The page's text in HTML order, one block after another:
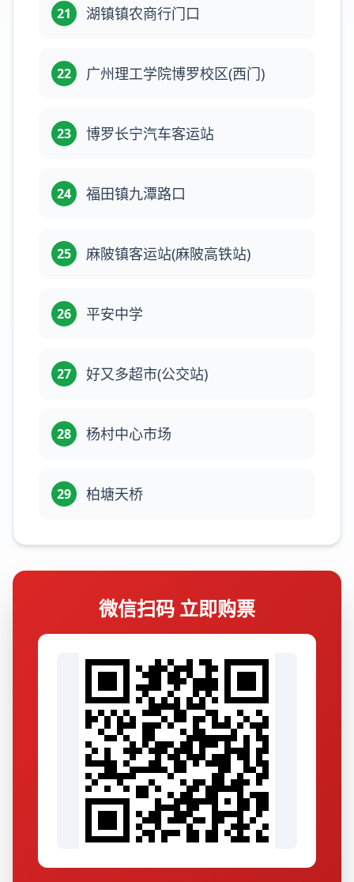
21 湖镇镇农商行门口
22 广州理工学院博罗校区(西门)
23 博罗长宁汽车客运站
24 福田镇九潭路口
25 麻陂镇客运站(麻陂高铁站)
26 平安中学
27 好又多超市(公交站)
28 杨村中心市场
29 柏塘天桥
微信扫码 立即购票